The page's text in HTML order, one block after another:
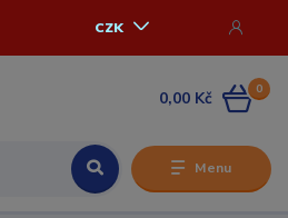
Menu
CZK
0
0,00 Kč